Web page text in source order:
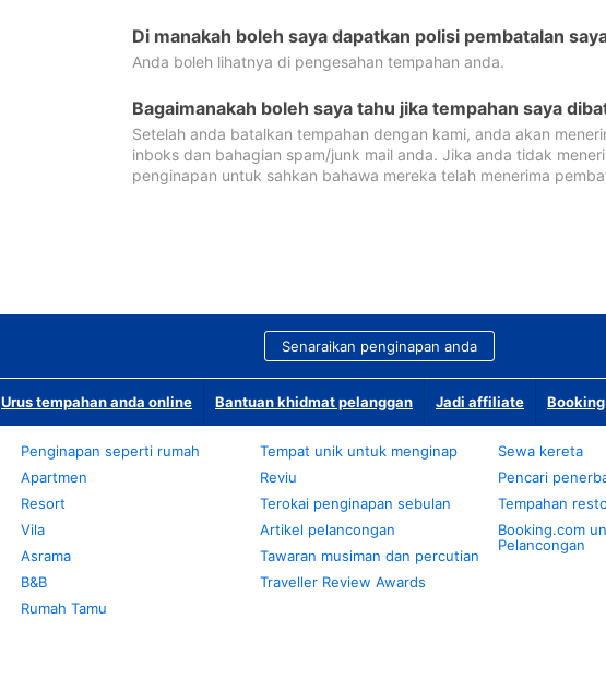
Di manakah boleh saya dapatkan polisi pembatalan
Anda boleh lihatnya di pengesahan tempahan anda.
Bagaimanakah boleh saya tahu jika tempahan saya
Setelah anda batalkan tempahan dengan kami, anda akan
inboks dan bahagian spam/junk mail anda. Jika anda tidak
penginapan untuk sahkan bahawa mereka telah menerima
Senaraikan penginapan anda
Urus tempahan anda online Bantuan khidmat pelanggan Jadi affiliate
Penginapan seperti rumah
Apartmen
Resort
Vila
Asrama
B&B
Rumah Tamu
Tempat unik untuk menginap
Reviu
Terokai penginapan sebulan
Artikel pelancongan
Tawaran musiman dan percutian
Traveller Review Awards
Sewa kereta
Pencari
Tempahan
Booking.com
Pelancongan